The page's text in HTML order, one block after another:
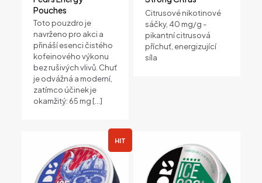
Fedrs
Porce
20 sáčků na plechovku
Pouches
Toto pouzdro je
navrženo pro akci a
přináší esenci čistého
kofeinového výkonu
bez rušivých vlivů. Chuť
je odvážná a moderní,
zatímco účinek je
okamžitý: 65 mg […]
Citrusové nikotinové
sáčky, 40 mg/g -
pikantní citrusová
příchuť, energizující
síla
HIT